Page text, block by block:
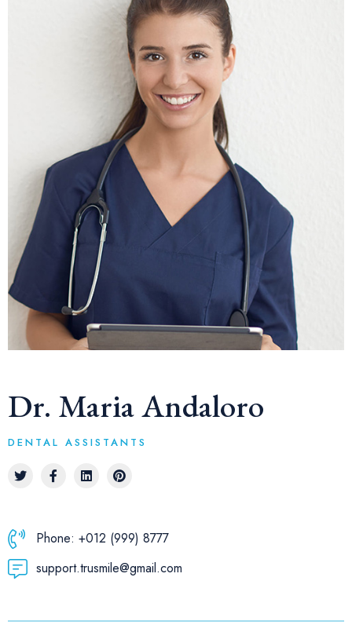
Dr. Maria Andaloro
DENTAL ASSISTANTS
Phone: +012 (999) 8777
support.trusmile@gmail.com